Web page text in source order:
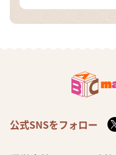
公式SNSをフォロー